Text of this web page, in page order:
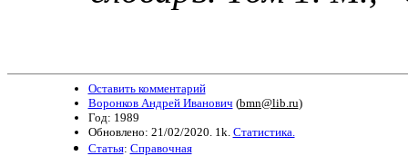
Оставить комментарий
Воронков Андрей Иванович (bmn@lib.ru)
Год: 1989
Обновлено: 21/02/2020. 1k. Статистика.
Статья: Справочная